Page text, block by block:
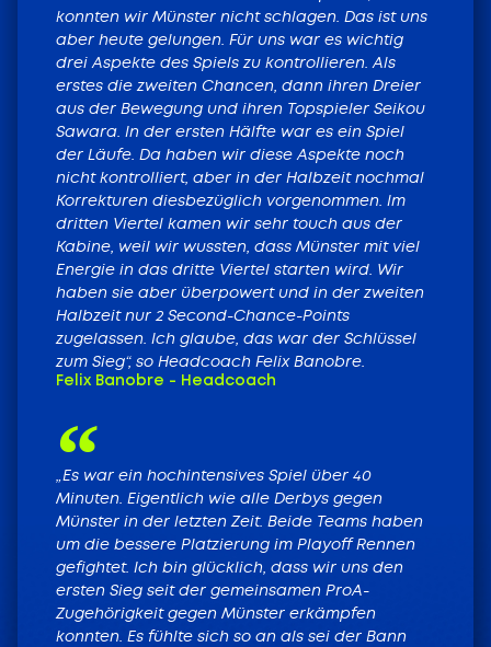
Tickets
konnten wir Münster nicht schlagen. Das ist uns
aber heute gelungen. Für uns war es wichtig
drei Aspekte des Spiels zu kontrollieren. Als
erstes die zweiten Chancen, dann ihren Dreier
aus der Bewegung und ihren Topspieler Seikou
Sawara. In der ersten Hälfte war es ein Spiel
der Läufe. Da haben wir diese Aspekte noch
nicht kontrolliert, aber in der Halbzeit nochmal
Korrekturen diesbezüglich vorgenommen. Im
dritten Viertel kamen wir sehr touch aus der
Kabine, weil wir wussten, dass Münster mit viel
Energie in das dritte Viertel starten wird. Wir
haben sie aber überpowert und in der zweiten
Halbzeit nur 2 Second-Chance-Points
zugelassen. Ich glaube, das war der Schlüssel
zum Sieg“, so Headcoach Felix Banobre.
Felix Banobre - Headcoach
„Es war ein hochintensives Spiel über 40
Minuten. Eigentlich wie alle Derbys gegen
Münster in der letzten Zeit. Beide Teams haben
um die bessere Platzierung im Playoff Rennen
gefightet. Ich bin glücklich, dass wir uns den
ersten Sieg seit der gemeinsamen ProA-
Zugehörigkeit gegen Münster erkämpfen
konnten. Es fühlte sich so an als sei der Bann